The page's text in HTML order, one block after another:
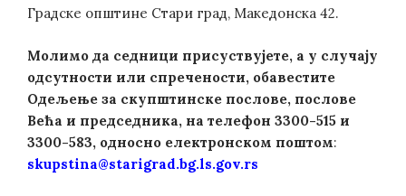
Градске општине Стари град, Македонска 42.
Молимо да седници присуствујете, а у случају
одсутности или спречености, обавестите
Одељење за скупштинске послове, послове
Већа и председника, на телефон 3300-515 и
3300-583, односно електронском поштом:
skupstina@starigrad.bg.ls.gov.rs